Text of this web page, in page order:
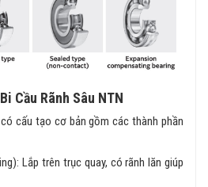
Cầu Rãnh Sâu NTN
cấu tạo cơ bản gồm các thành phần
Lắp trên trục quay, có rãnh lăn giúp